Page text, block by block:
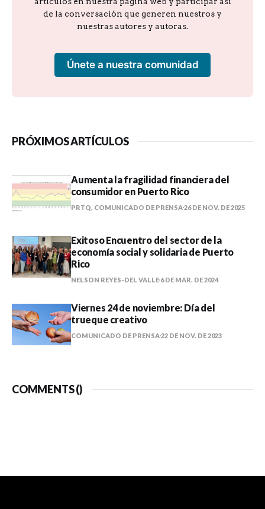
de la conversación que generen nuestros y
nuestras autores y autoras.
Únete a nuestra comunidad
PRÓXIMOS ARTÍCULOS
Aumenta la fragilidad financiera del
consumidor en Puerto Rico
PRTQ, COMUNICADO DE PRENSA26 DE NOV. DE 2025
Exitoso Encuentro del sector de la
economía social y solidaria de Puerto
Rico
NELSON REYES-DEL VALLE 6 DE MAR. DE 2024
Viernes 24 de noviembre: Día del
trueque creativo
COMUNICADO DE PRENSA22 DE NOV. DE 2023
COMMENTS ()